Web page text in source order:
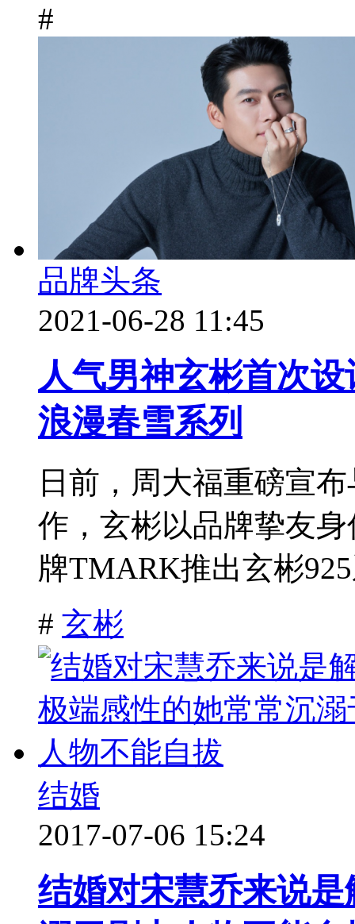
#
品牌头条
2021-06-28 11:45
人气男神玄彬首次
浪漫春雪系列
日前，周大福重磅宣
作，玄彬以品牌挚友
牌TMARK推出玄彬
# 玄彬
结婚
2017-07-06 15:24
结婚对宋慧乔来说